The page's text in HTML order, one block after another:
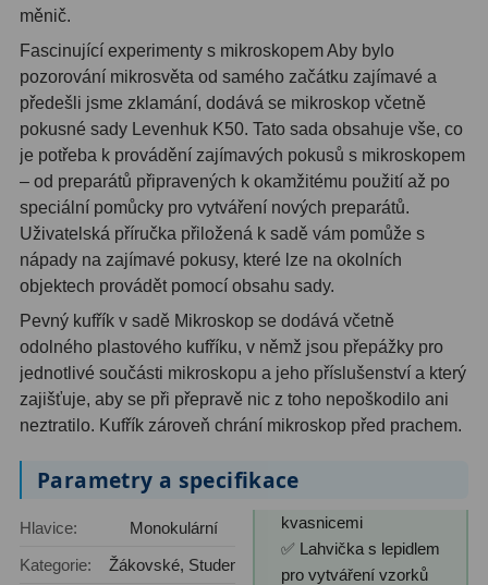
měnič.
Fascinující experimenty s mikroskopem Aby bylo
pozorování mikrosvěta od samého začátku zajímavé a
předešli jsme zklamání, dodává se mikroskop včetně
pokusné sady Levenhuk K50. Tato sada obsahuje vše, co
je potřeba k provádění zajímavých pokusů s mikroskopem
– od preparátů připravených k okamžitému použití až po
speciální pomůcky pro vytváření nových preparátů.
Uživatelská příručka přiložená k sadě vám pomůže s
nápady na zajímavé pokusy, které lze na okolních
objektech provádět pomocí obsahu sady.
Pevný kufřík v sadě Mikroskop se dodává včetně
odolného plastového kufříku, v němž jsou přepážky pro
jednotlivé součásti mikroskopu a jeho příslušenství a který
zajišťuje, aby se při přepravě nic z toho nepoškodilo ani
neztratilo. Kufřík zároveň chrání mikroskop před prachem.
Parametry a specifikace
Hlavice:
Monokulární
Kategorie:
Žákovské, Studentské
kvasnicemi
✅ Lahvička s lepidlem
pro vytváření vzorků